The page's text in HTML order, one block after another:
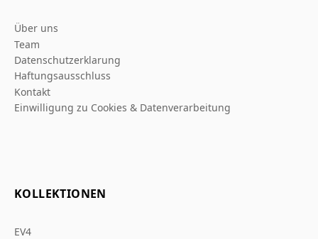
Über uns
Team
Datenschutzerklarung
Haftungsausschluss
Kontakt
Einwilligung zu Cookies & Datenverarbeitung
KOLLEKTIONEN
EV4